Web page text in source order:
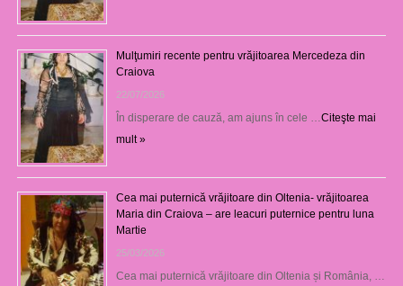
Mulţumiri recente pentru vrăjitoarea Mercedeza din
Craiova
22/07/2026
În disperare de cauză, am ajuns în cele … Citeşte mai
mult »
Cea mai puternică vrăjitoare din Oltenia- vrăjitoarea
Maria din Craiova – are leacuri puternice pentru luna
Martie
25/03/2026
Cea mai puternică vrăjitoare din Oltenia și România, …